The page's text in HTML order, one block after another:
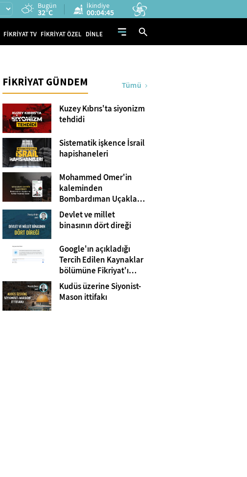
Bugün
32°C
İkindiye
00:04:43
FİKRİYAT TV FİKRİYAT ÖZEL DİNLE
FİKRİYAT GÜNDEM Tümü
Kuzey Kıbrıs'ta siyonizm
tehdidi
Sistematik işkence İsrail
hapishaneleri
Mohammed Omer'in
kaleminden
Bombardıman Uçakları
ve Tanklar Arasında
Gazze
Devlet ve millet
binasının dört direği
Google'ın açıkladığı
Tercih Edilen Kaynaklar
bölümüne Fikriyat'ı
eklemeyi unutmayın!
Kudüs üzerine Siyonist-
Mason ittifakı